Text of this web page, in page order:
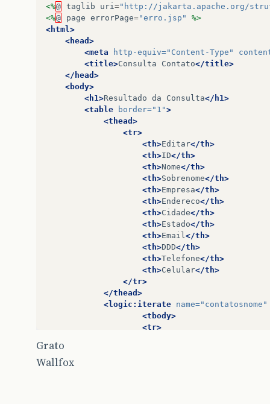
<%@ taglib uri ="http://jakarta.apache.org/
<%@ page errorPage="erro.jsp"
%>
<html>
<head>
<meta
http-equiv="Content-Type"
<title>Consulta Contato</title>
</head>
<body>
<h1>Resultado da Consulta</h1>
<table
border="1">
<thead>
<tr>
<th>Editar</th>
<th>ID</th>
<th>Nome</th>
<th>Sobrenome</th>
<th>Empresa</th>
<th>Endereco</th>
<th>Cidade</th>
<th>Estado</th>
<th>Email </th>
<th>DDD</th>
<th>Telefone</th>
<th>Celular</th>
</tr>
</thead>
<logic:iterate name="contatosnome"
<tbody>
<tr>
Grato
Wallfox